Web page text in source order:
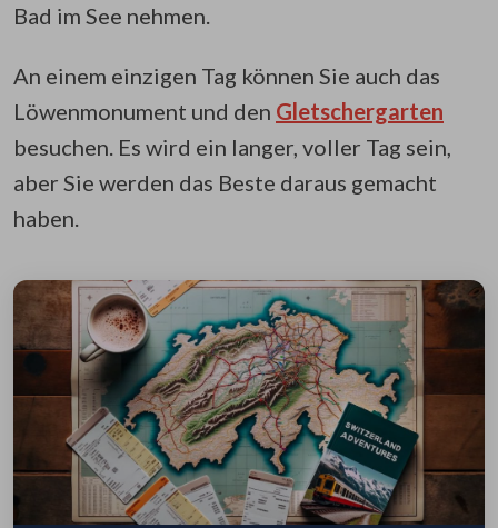
Bad im See nehmen.
An einem einzigen Tag können Sie auch das
Löwenmonument und den Gletschergarten
besuchen. Es wird ein langer, voller Tag sein,
aber Sie werden das Beste daraus gemacht
haben.